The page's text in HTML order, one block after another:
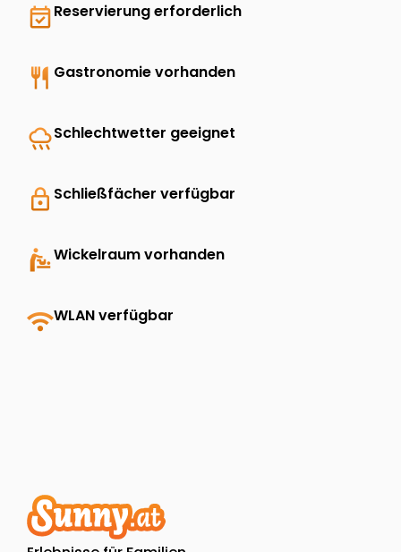
event_availableReservierung erforderlich
restaurant Gastronomie vorhanden
rainySchlechtwetter geeignet
lock Schließfächer verfügbar
baby_changing_stationWickelraum vorhanden
wifiWLAN verfügbar